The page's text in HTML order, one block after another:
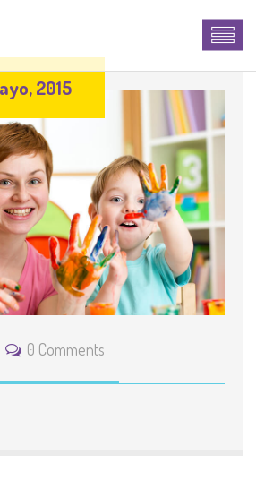
2015
0 Comments